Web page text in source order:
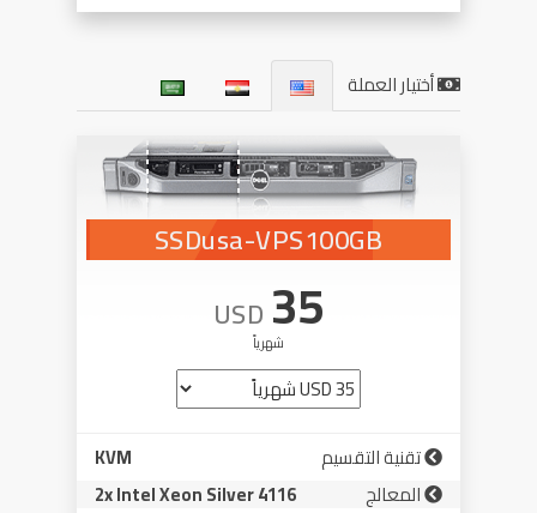
أختيار العملة
SSDusa-VPS100GB
35
USD
شهرياً
تقنية التقسيم
KVM
المعالج
2x Intel Xeon Silver 4116